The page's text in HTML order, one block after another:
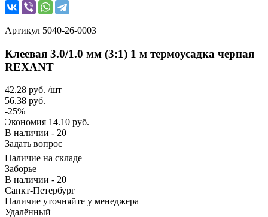
Артикул 5040-26-0003
Клеевая 3.0/1.0 мм (3:1) 1 м термоусадка черная
REXANT
42.28 руб. /шт
56.38 руб.
-25%
Экономия 14.10 руб.
В наличии - 20
Задать вопрос
Наличие на складе
Заборье
В наличии - 20
Санкт-Петербург
Наличие уточняйте у менеджера
Удалённый